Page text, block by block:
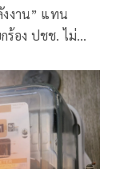
งงาน” แทน
ร้อง ปชช. ไม่